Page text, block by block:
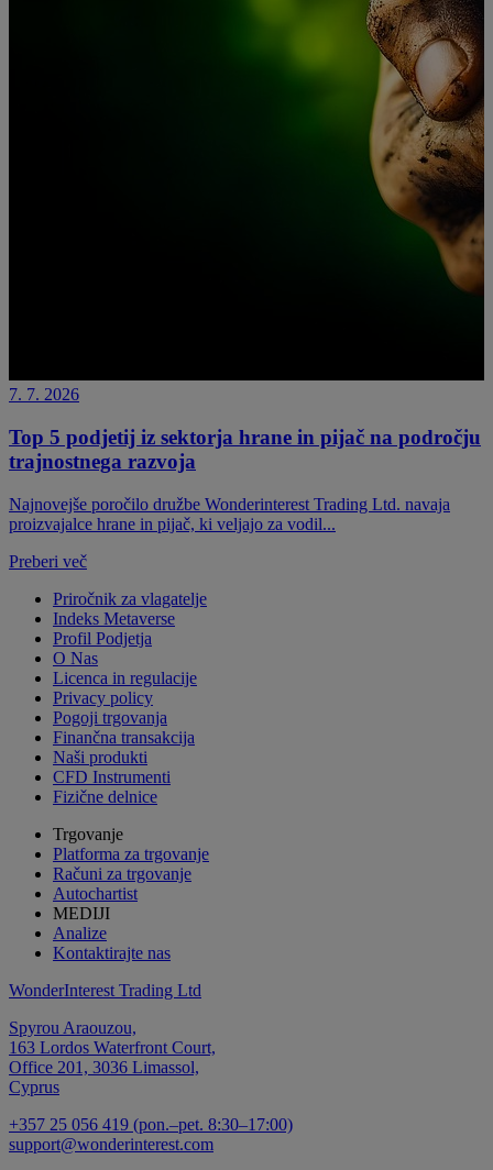
7. 7. 2026
Top 5 podjetij iz sektorja hrane in pijač na področju
trajnostnega razvoja
Najnovejše poročilo družbe Wonderinterest Trading Ltd. navaja
proizvajalce hrane in pijač, ki veljajo za vodil...
Preberi več
Priročnik za vlagatelje
Indeks Metaverse
Profil Podjetja
O Nas
Licenca in regulacije
Privacy policy
Pogoji trgovanja
Finančna transakcija
Naši produkti
CFD Instrumenti
Fizične delnice
Trgovanje
Platforma za trgovanje
Računi za trgovanje
Autochartist
MEDIJI
Analize
Kontaktirajte nas
WonderInterest Trading Ltd
Spyrou Araouzou,
163 Lordos Waterfront Court,
Office 201, 3036 Limassol,
Cyprus
+357 25 056 419 (pon.–pet. 8:30–17:00)
support@wonderinterest.com